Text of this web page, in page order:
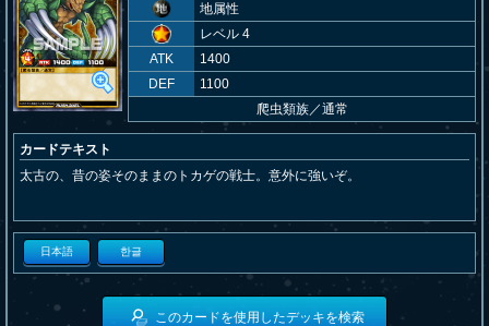
地属性
レベル 4
ATK
1400
DEF
1100
爬虫類族／通常
カードテキスト
太古の、昔の姿そのままのトカゲの戦士。意外に強いぞ。
日本語 한글
このカードを使用したデッキを検索